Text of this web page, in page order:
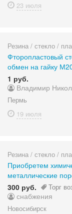
23 июля
Резина / стекло /
Фторопластовый
обмен на гайку
1 руб.
Владимир
Пермь
19 июля
Резина / стекло /
Приобретем
металлические
300 руб.
Торг
снабжения
Новосибирск